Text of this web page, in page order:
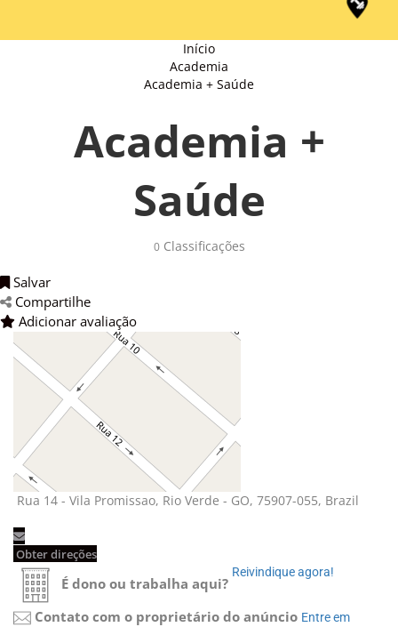
Início
Academia
Academia + Saúde
Academia +
Saúde
0Classificações
Salvar
Compartilhe
Adicionar avaliação
Rua 14 - Vila Promissao, Rio Verde - GO, 75907-055, Brazil
Obter direções
É dono ou trabalha aqui?
Reivindique agora!
Contato com o proprietário do anúncio Entre em